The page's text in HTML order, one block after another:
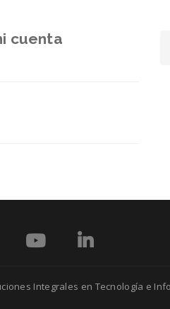
cuenta
Integrales en Tecnología e